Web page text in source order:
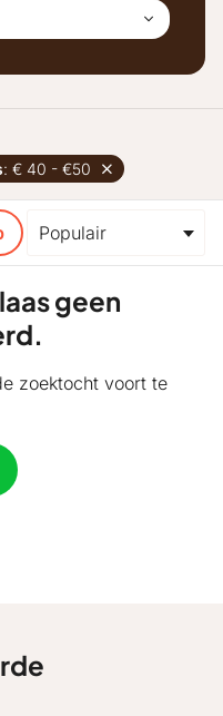
: € 40 - €50
geen
zoektocht voort te